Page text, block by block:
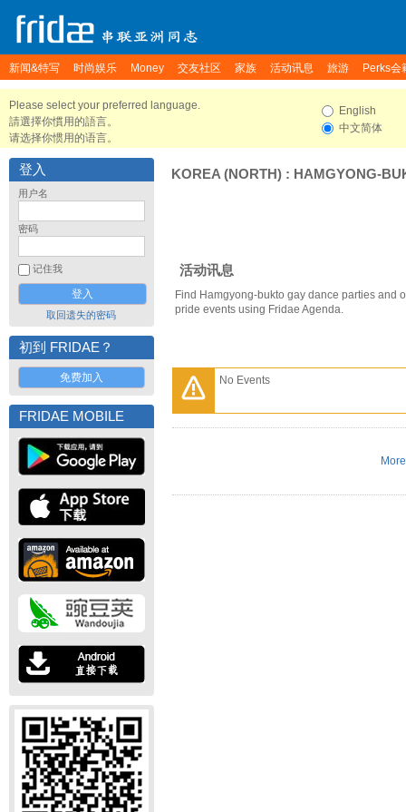
新闻&特写 时尚娱乐 Money 交友社区 家族 活动讯息 旅游 Perks会
Please select your preferred language.
請選擇你慣用的語言。
请选择你惯用的语言。
English
中文简体
登入
用户名
密码
记住我
取回遗失的密码
初到 FRIDAE？
免费加入
FRIDAE MOBILE
KOREA (NORTH) : HAMGYONG-
活动讯息
Find Hamgyong-bukto gay dance parties and
pride events using Fridae Agenda.
No Events